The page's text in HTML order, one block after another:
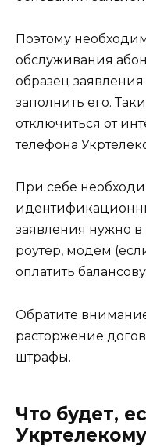
Поэтому
обслуживания
образец
заполнить его.
отключиться от
телефона
При себе
заявления нужно в
роутер, модем
оплатить
Обратите
расторжение
штрафы.
Что будет,
Укртелекому